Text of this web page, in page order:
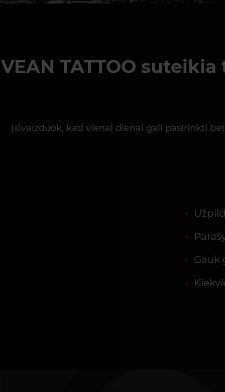
VEAN TATTOO
Įsivaizduok, kad vienai dienai gali pasirinkti
Gauk